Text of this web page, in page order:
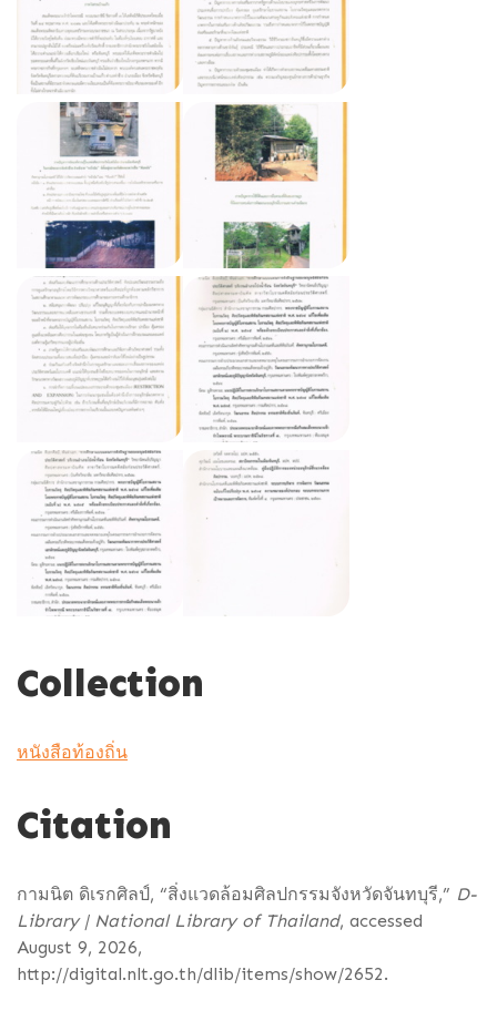
Collection
หนังสือท้องถิ่น
Citation
กามนิต ดิเรกศิลป์, “สิ่งแวดล้อมศิลปกรรมจังหวัดจันทบุรี,” D-
Library | National Library of Thailand, accessed
August 9, 2026,
http://digital.nlt.go.th/dlib/items/show/2652.